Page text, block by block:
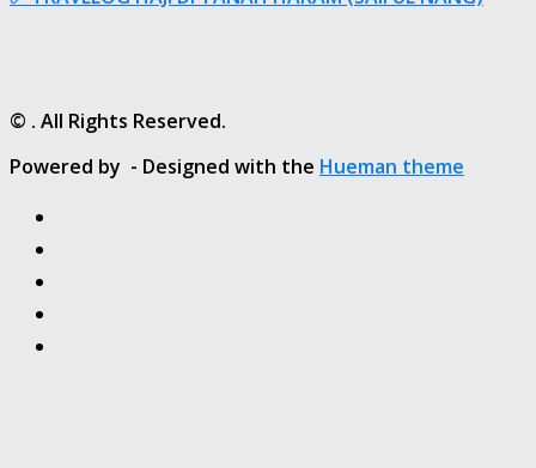
© . All Rights Reserved.
Powered by - Designed with the Hueman theme